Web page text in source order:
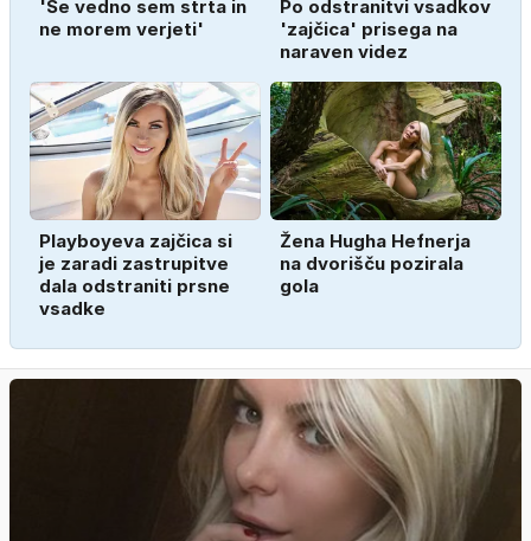
'Še vedno sem strta in
ne morem verjeti'
Po odstranitvi vsadkov
'zajčica' prisega na
naraven videz
Playboyeva zajčica si
je zaradi zastrupitve
dala odstraniti prsne
vsadke
Žena Hugha Hefnerja
na dvorišču pozirala
gola